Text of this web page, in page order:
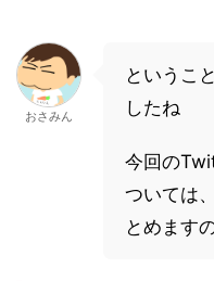
おさみん
というこ
したね
今回の
ついては
とめます